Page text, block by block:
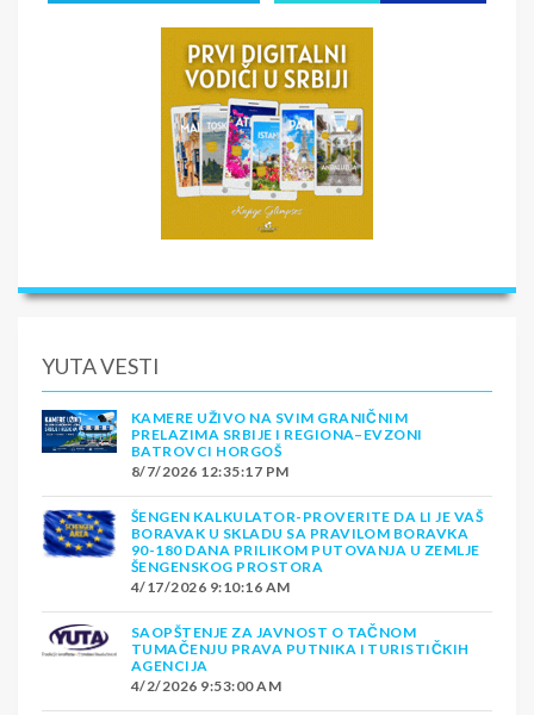
YUTA VESTI
KAMERE UŽIVO NA SVIM GRANIČNIM
PRELAZIMA SRBIJE I REGIONA–EVZONI
BATROVCI HORGOŠ
8/7/2026 12:35:17 PM
ŠENGEN KALKULATOR-PROVERITE DA LI JE VAŠ
BORAVAK U SKLADU SA PRAVILOM BORAVKA
90-180 DANA PRILIKOM PUTOVANJA U ZEMLJE
ŠENGENSKOG PROSTORA
4/17/2026 9:10:16 AM
SAOPŠTENJE ZA JAVNOST O TAČNOM
TUMAČENJU PRAVA PUTNIKA I TURISTIČKIH
AGENCIJA
4/2/2026 9:53:00 AM